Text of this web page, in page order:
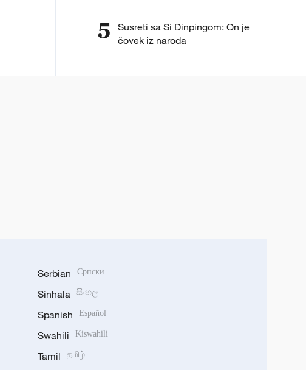
5
Susreti sa Si Đinpingom: On je
čovek iz naroda
Serbian Српски
Sinhala සිංහල
Spanish Español
Swahili Kiswahili
Tamil தமிழ்